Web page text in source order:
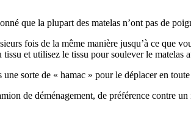
que la plupart des matelas n’ont pas de
fois de la même manière jusqu’à ce que
et utilisez le tissu pour soulever le matelas
sorte de « hamac » pour le déplacer en
de déménagement, de préférence contre